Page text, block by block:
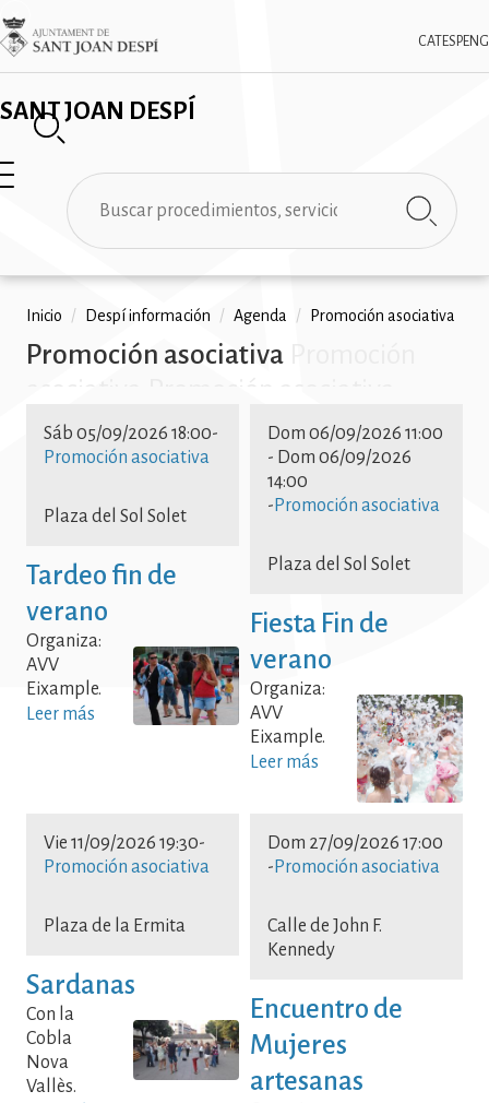
Pasar
al
contenido
SANT JOAN DESPÍ
CAT ESPENG
Imatge
✕
Buscar
Ruta
de
Inicio / Despí información / Agenda / Promoción asociativa
Promoción asociativa
Promoción asociativa Promoción
asociativa Promoción asociativa
Promoción asociativa Promoción
asociativa Promoción asociativa
Promoción asociativa Promoción
asociativa Promoción asociativa
Promoción asociativa
Sáb 05/09/2026 18:00-
Promoción asociativa
Plaza del Sol Solet
Tardeo fin de
verano
Organiza:
AVV
Eixample.
Leer más
Dom 06/09/2026 11:00
- Dom 06/09/2026
14:00
- Promoción asociativa
Plaza del Sol Solet
Fiesta Fin de
verano
Organiza:
AVV
Eixample.
Leer más
Vie 11/09/2026 19:30-
Promoción asociativa
Plaza de la Ermita
Sardanas
Con la
Cobla
Nova
Vallès.
Dom 27/09/2026 17:00
- Promoción asociativa
Calle de John F.
Kennedy
Encuentro de
Mujeres
artesanas